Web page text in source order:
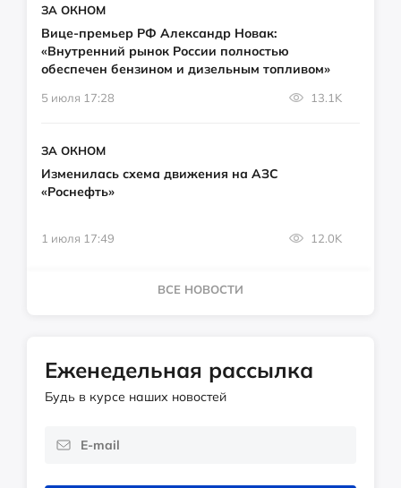
ЗА ОКНОМ
Вице-премьер РФ Александр Новак:
«Внутренний рынок России полностью
обеспечен бензином и дизельным топливом»
5 июля 17:28 13.1K
ЗА ОКНОМ
Изменилась схема движения на АЗС
«Роснефть»
1 июля 17:49 12.0K
ВСЕ НОВОСТИ
Еженедельная рассылка
Будь в курсе наших новостей